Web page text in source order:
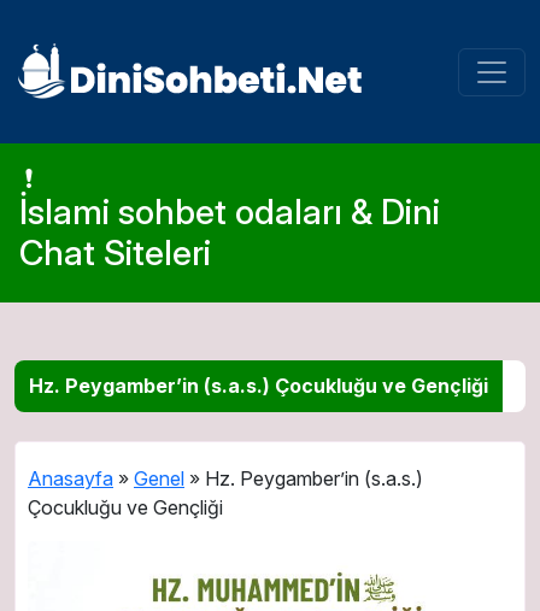
İslami sohbet odaları & Dini
Chat Siteleri
Hz. Peygamber’in (s.a.s.) Çocukluğu ve Gençliği
Anasayfa » Genel » Hz. Peygamber’in (s.a.s.)
Çocukluğu ve Gençliği